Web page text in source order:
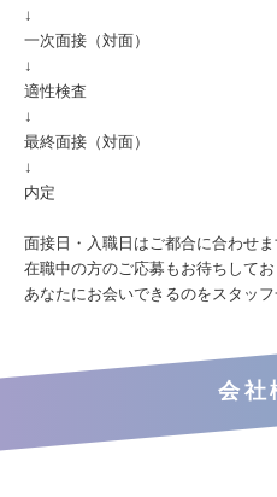
↓
一次面接（対面）
↓
適性検査
↓
最終面接（対面）
↓
内定
面接日・入職日はご都合に合わせま
在職中の方のご応募もお待ちしてお
あなたにお会いできるのをスタッ
会社